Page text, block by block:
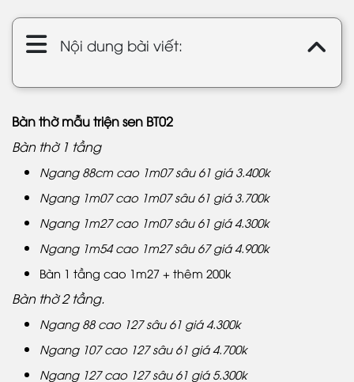
Nội dung bài viết:
Bàn thờ mẫu triện sen BT02
Bàn thờ 1 tầng
Ngang 88cm cao 1m07 sâu 61 giá 3.400k
Ngang 1m07 cao 1m07 sâu 61 giá 3.700k
Ngang 1m27 cao 1m07 sâu 61 giá 4.300k
Ngang 1m54 cao 1m27 sâu 67 giá 4.900k
Bàn 1 tầng cao 1m27 + thêm 200k
Bàn thờ 2 tầng.
Ngang 88 cao 127 sâu 61 giá 4.300k
Ngang 107 cao 127 sâu 61 giá 4.700k
Ngang 127 cao 127 sâu 61 giá 5.300k